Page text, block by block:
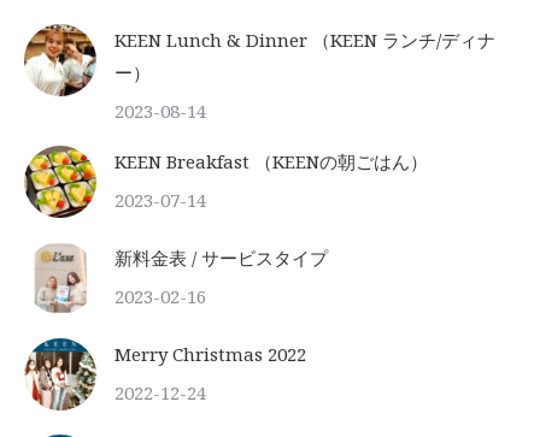
KEEN Lunch & Dinner （KEEN ランチ/ディナ
ー）
2023-08-14
KEEN Breakfast （KEENの朝ごはん）
2023-07-14
新料金表 / サービスタイプ
2023-02-16
Merry Christmas 2022
2022-12-24